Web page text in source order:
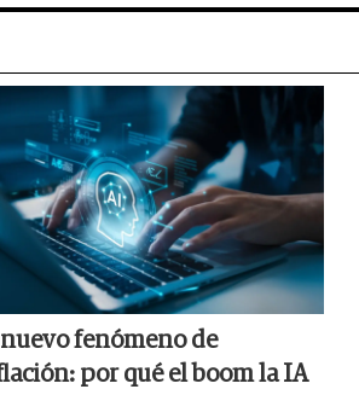
fenómeno de
por qué el boom la IA